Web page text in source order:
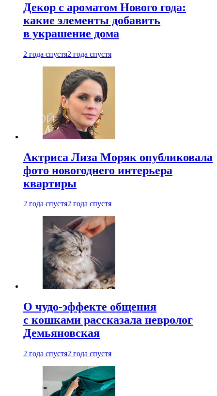
Декор с ароматом Нового года:
какие элементы добавить
в украшение дома
2 года спустя2 года спустя
Актриса Лиза Моряк опубликовала
фото новогоднего интерьера
квартиры
2 года спустя2 года спустя
О чудо-эффекте общения
с кошками рассказала невролог
Демьяновская
2 года спустя2 года спустя